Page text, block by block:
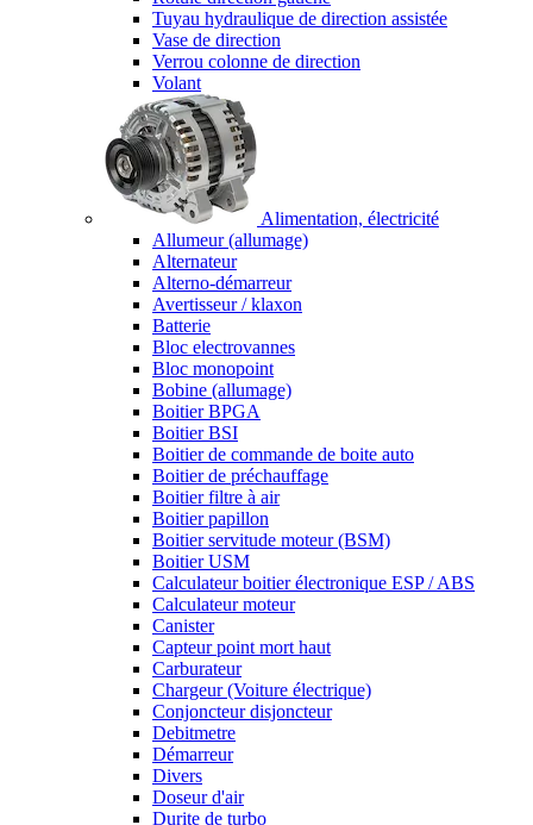
Tuyau hydraulique de direction assistée
Vase de direction
Verrou colonne de direction
Volant
Alimentation, électricité
Allumeur (allumage)
Alternateur
Alterno-démarreur
Avertisseur / klaxon
Batterie
Bloc electrovannes
Bloc monopoint
Bobine (allumage)
Boitier BPGA
Boitier BSI
Boitier de commande de boite auto
Boitier de préchauffage
Boitier filtre à air
Boitier papillon
Boitier servitude moteur (BSM)
Boitier USM
Calculateur boitier électronique ESP / ABS
Calculateur moteur
Canister
Capteur point mort haut
Carburateur
Chargeur (Voiture électrique)
Conjoncteur disjoncteur
Debitmetre
Démarreur
Divers
Doseur d'air
Durite de turbo